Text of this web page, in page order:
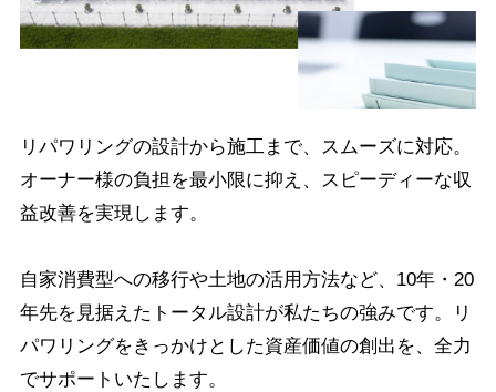
リパワリングの設計から施工まで、スムーズに対応。
オーナー様の負担を最小限に抑え、スピーディーな収
益改善を実現します。
自家消費型への移行や土地の活用方法など、10年・20
年先を見据えたトータル設計が私たちの強みです。リ
パワリングをきっかけとした資産価値の創出を、全力
でサポートいたします。